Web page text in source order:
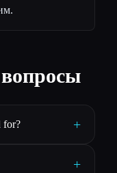
for? +
+